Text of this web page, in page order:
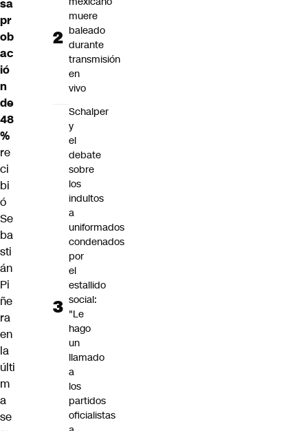
sa
pr
ob
ac
ió
n
de
48
%
re
ci
bi
ó
Se
ba
sti
án
Pi
ñe
ra
en
la
últi
m
a
se
muere
baleado
durante
transmisión
en
vivo
Schalper
y
el
debate
sobre
los
indultos
a
uniformados
condenados
por
el
estallido
social:
"Le
hago
un
llamado
a
los
partidos
oficialistas